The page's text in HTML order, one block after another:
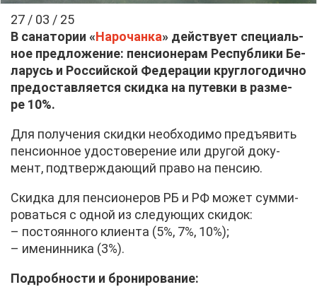
27 / 03 / 25
В са­на­то­рии «На­ро­чан­ка» дей­ству­ет спе­ци­аль­
ное пред­ло­же­ние: пен­си­о­не­рам Рес­пуб­ли­ки Бе­
ла­русь и Рос­сий­ской Фе­де­ра­ции круг­ло­го­дич­но
предо­став­ля­ет­ся скид­ка на пу­тев­ки в раз­ме­
ре 10%.
Для по­лу­че­ния скид­ки необ­хо­ди­мо предъ­явить
пен­си­он­ное удо­сто­ве­ре­ние или дру­гой до­ку­
мент, под­твер­жда­ю­щий пра­во на пен­сию.
Скид­ка для пен­си­о­не­ров РБ и РФ мо­жет сум­ми­
ро­вать­ся с од­ной из сле­ду­ю­щих ски­док:
– по­сто­ян­но­го кли­ен­та (5%, 7%, 10%);
– име­нин­ни­ка (3%).
По­дроб­но­сти и бро­ни­ро­ва­ние: